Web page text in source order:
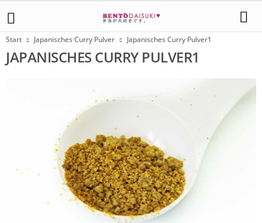
Start Japanisches Curry Pulver Japanisches Curry Pulver1
JAPANISCHES CURRY PULVER1